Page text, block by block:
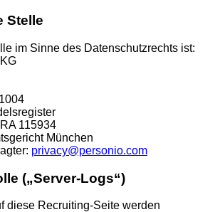
Stelle
im Sinne des Datenschutzrechts ist:
115934
München
privacy@personio.com
(„Server-Logs“)
diese Recruiting-Seite werden